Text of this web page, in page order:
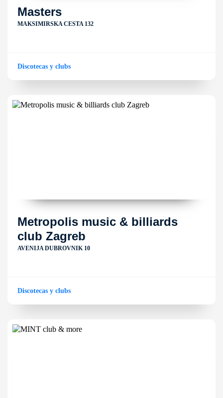
Masters
MAKSIMIRSKA CESTA 132
Discotecas y clubs
Metropolis music & billiards
club Zagreb
AVENIJA DUBROVNIK 10
Discotecas y clubs